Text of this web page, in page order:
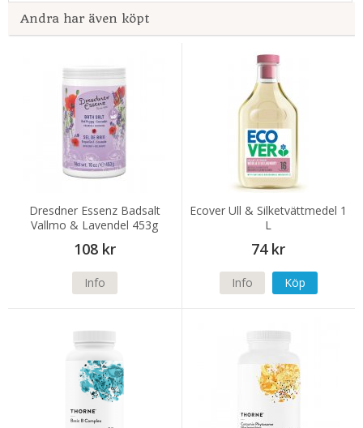
Andra har även köpt
Dresdner Essenz Badsalt
Vallmo & Lavendel 453g
108 kr
Info
Ecover Ull & Silketvättmedel 1
L
74 kr
Info Köp